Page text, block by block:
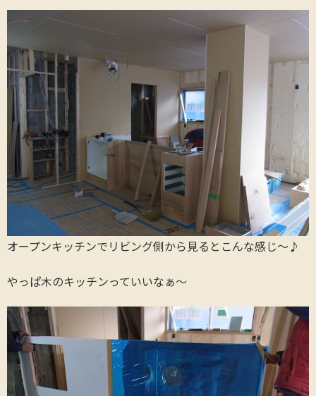
オープンキッチンでリビング側から見るとこんな感じ～♪
やっぱ木のキッチンっていいなぁ～